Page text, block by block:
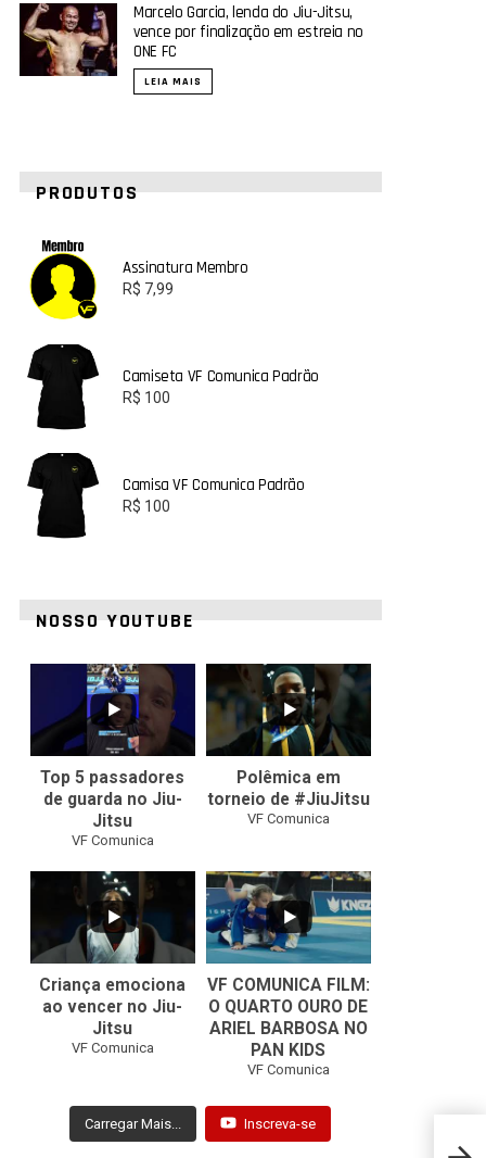
Marcelo Garcia, lenda do Jiu-Jitsu,
vence por finalização em estreia no
ONE FC
LEIA MAIS
PRODUTOS
Assinatura Membro
R$ 7,99
Camiseta VF Comunica Padrão
R$ 100
Camisa VF Comunica Padrão
R$ 100
NOSSO YOUTUBE
0
Top 5 passadores
de guarda no Jiu-
Jitsu
VF Comunica
46 1
Polêmica em
torneio de #JiuJitsu
VF Comunica
0
Criança emociona
ao vencer no Jiu-
Jitsu
VF Comunica
...
0
VF COMUNICA FILM:
O QUARTO OURO DE
ARIEL BARBOSA NO
PAN KIDS
VF Comunica
Carregar Mais... Inscreva-se